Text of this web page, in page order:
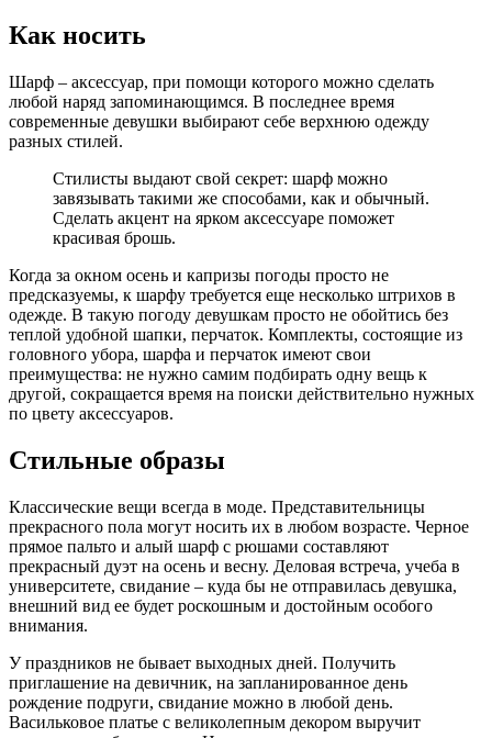
Как носить
Шарф – аксессуар, при помощи которого можно сделать
любой наряд запоминающимся. В последнее время
современные девушки выбирают себе верхнюю одежду
разных стилей.
Стилисты выдают свой секрет: шарф можно
завязывать такими же способами, как и обычный.
Сделать акцент на ярком аксессуаре поможет
красивая брошь.
Когда за окном осень и капризы погоды просто не
предсказуемы, к шарфу требуется еще несколько штрихов в
одежде. В такую погоду девушкам просто не обойтись без
теплой удобной шапки, перчаток. Комплекты, состоящие из
головного убора, шарфа и перчаток имеют свои
преимущества: не нужно самим подбирать одну вещь к
другой, сокращается время на поиски действительно нужных
по цвету аксессуаров.
Стильные образы
Классические вещи всегда в моде. Представительницы
прекрасного пола могут носить их в любом возрасте. Черное
прямое пальто и алый шарф с рюшами составляют
прекрасный дуэт на осень и весну. Деловая встреча, учеба в
университете, свидание – куда бы не отправилась девушка,
внешний вид ее будет роскошным и достойным особого
внимания.
У праздников не бывает выходных дней. Получить
приглашение на девичник, на запланированное день
рождение подруги, свидание можно в любой день.
Васильковое платье с великолепным декором выручит